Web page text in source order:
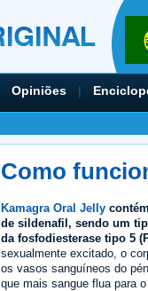
Opiniões |
Como
Kamagra Oral Jelly
de sildenafil, sendo um
da fosfodiesterase tipo 5
sexualmente excitado, o
os vasos sanguíneos do
que mais sangue flua para